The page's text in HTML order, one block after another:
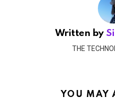
Written by
THE
YOU MAY